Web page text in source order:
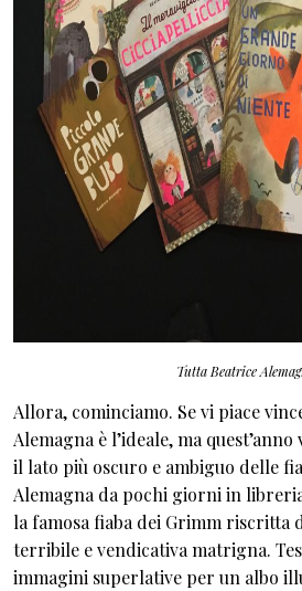
Tutta Beatrice
Allora, cominciamo. Se vi piace
Alemagna è l’ideale, ma
il lato più oscuro e ambiguo delle
Alemagna da pochi giorni in
la famosa fiaba dei Grimm riscritta
terribile e vendicativa matrigna.
immagini superlative per un albo